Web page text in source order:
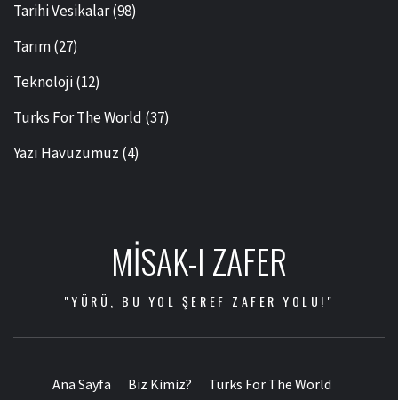
Tarihi Vesikalar(98)
Tarım(27)
Teknoloji(12)
Turks For The World (37)
Yazı Havuzumuz (4)
MISAK-I ZAFER
"YÜRÜ, BU YOL ŞEREF ZAFER YOLU!"
Ana Sayfa Biz Kimiz? Turks For The World